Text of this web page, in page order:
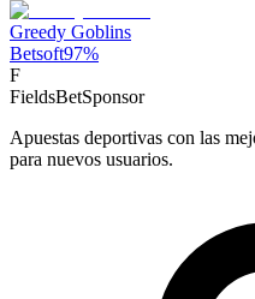
Greedy Goblins
Betsoft97%
F
FieldsBetSponsor
Apuestas deportivas con las
para nuevos usuarios.